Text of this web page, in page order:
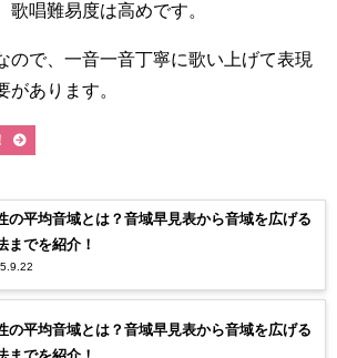
歌唱難易度は高めです。
ので、一音一音丁寧に歌い上げて表現
があります。
の平均音域とは？音域早見表から音域を広げる
までを紹介！
の平均音域とは？音域早見表から音域を広げる
までを紹介！